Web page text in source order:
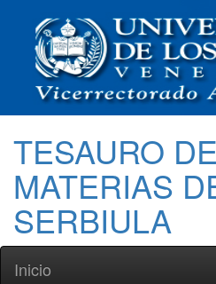
TESAURO DE
MATERIAS
SERBIULA
Inicio